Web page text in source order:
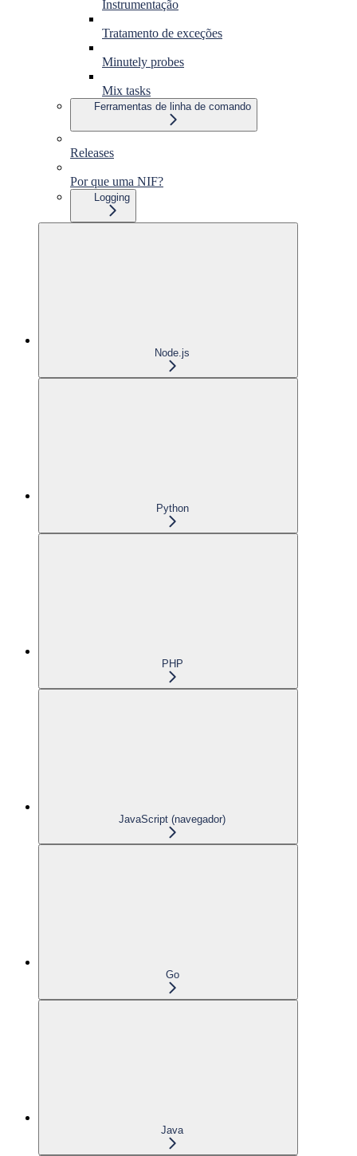
Instrumentação
Tratamento de exceções
Minutely probes
Mix tasks
Ferramentas de linha de comando
Releases
Por que uma NIF?
Logging
Node.js
Python
PHP
JavaScript (navegador)
Go
Java